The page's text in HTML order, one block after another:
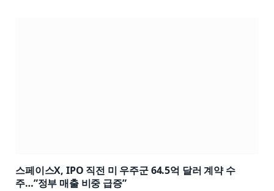
스페이스X, IPO 직전 미 우주군 64.5억 달러 계약 수
주…”정부 매출 비중 급증”